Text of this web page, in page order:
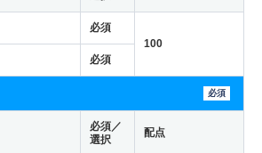
必須
100
必須
必須
必須／
選択
配点